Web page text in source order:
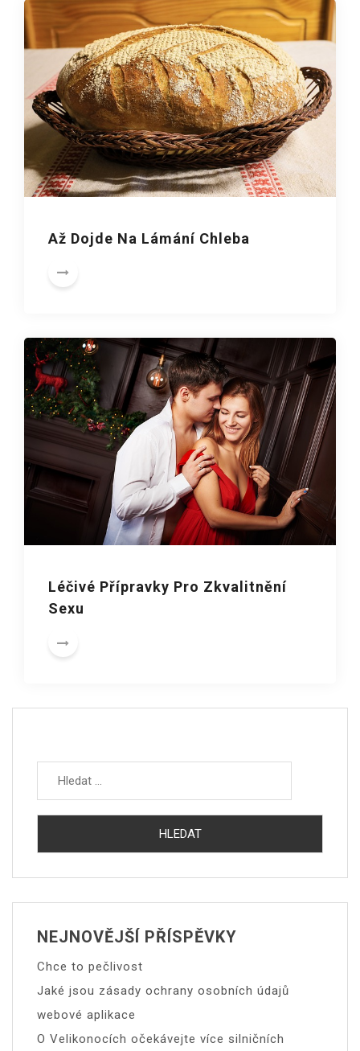
Až Dojde Na Lámání Chleba
Léčivé Přípravky Pro Zkvalitnění
Sexu
NEJNOVĚJŠÍ PŘÍSPĚVKY
Chce to pečlivost
Jaké jsou zásady ochrany osobních údajů
webové aplikace
O Velikonocích očekávejte více silničních